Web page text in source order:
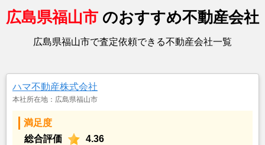
広島県福山市 のおすすめ不動産会社
広島県福山市で査定依頼できる不動産会社一覧
ハマ不動産株式会社
本社所在地：広島県福山市
満足度
総合評価
4.36